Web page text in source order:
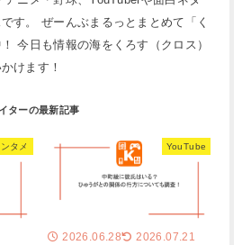
す。 ぜーんぶまるっとまとめて「く
今日も情報の海をくろす（クロス）
けます！
タメ YouTube
2026.06.28 2026.07.21